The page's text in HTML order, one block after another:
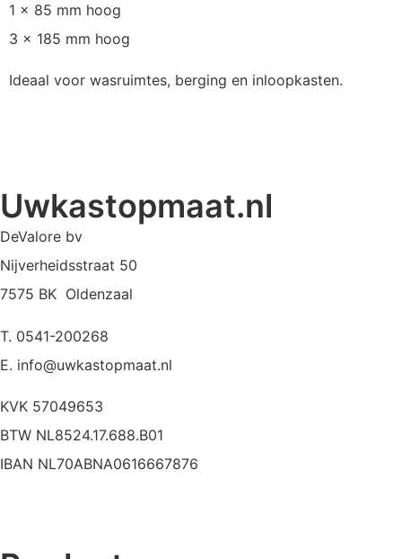
1 x 85 mm hoog
3 x 185 mm hoog
Ideaal voor wasruimtes, berging en inloopkasten.
Uwkastopmaat.nl
DeValore bv
Nijverheidsstraat 50
7575 BK Oldenzaal
T. 0541-200268
E. info@uwkastopmaat.nl
KVK 57049653
BTW NL8524.17.688.B01
IBAN NL70ABNA0616667876